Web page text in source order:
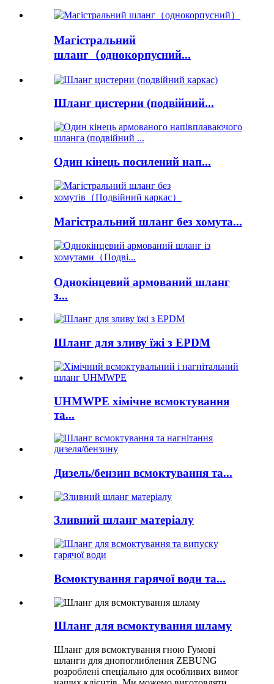
Магістральний
шланг（однокорпусний...
Шланг цистерни (подвійний...
Один кінець посилений нап...
Магістральний шланг без хомута...
Однокінцевий армований шланг
з...
Шланг для зливу їжі з EPDM
UHMWPE хімічне всмоктування
та...
Дизель/бензин всмоктування та...
Зливний шланг матеріалу
Всмоктування гарячої води та...
Шланг для всмоктування шламу
Шланг для всмоктування гною Гумові
шланги для днопоглиблення ZEBUNG
розроблені спеціально для особливих вимог